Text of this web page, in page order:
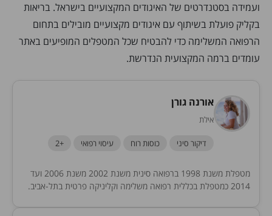
ועמידה בסטנדרטים של האיגודים המקצועיים בישראל. בריאות
בקליק פועלת בשיתוף עם איגודים מקצועיים מובילים בתחום
הרפואה המשלימה כדי להבטיח שכל המטפלים המופיעים באתר
עומדים ברמה המקצועית הנדרשת.
אורנה גורן
אילת
דיקור סיני כוסות רוח עיסוי רפואי +2
מטפלת משנת 1998 ברפואה סינית משנת 2002 משנת 2006 ועד
2014 כמטפלת בכללית רפואה משלימה וקליניקה פרטית בתל-אביב.